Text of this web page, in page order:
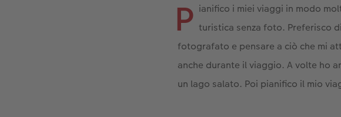
P ianifico i miei viaggi in modo
turistica senza foto. Preferisco
fotografato e pensare a ciò che mi
anche durante il viaggio. A volte ho
un lago salato. Poi pianifico il mio